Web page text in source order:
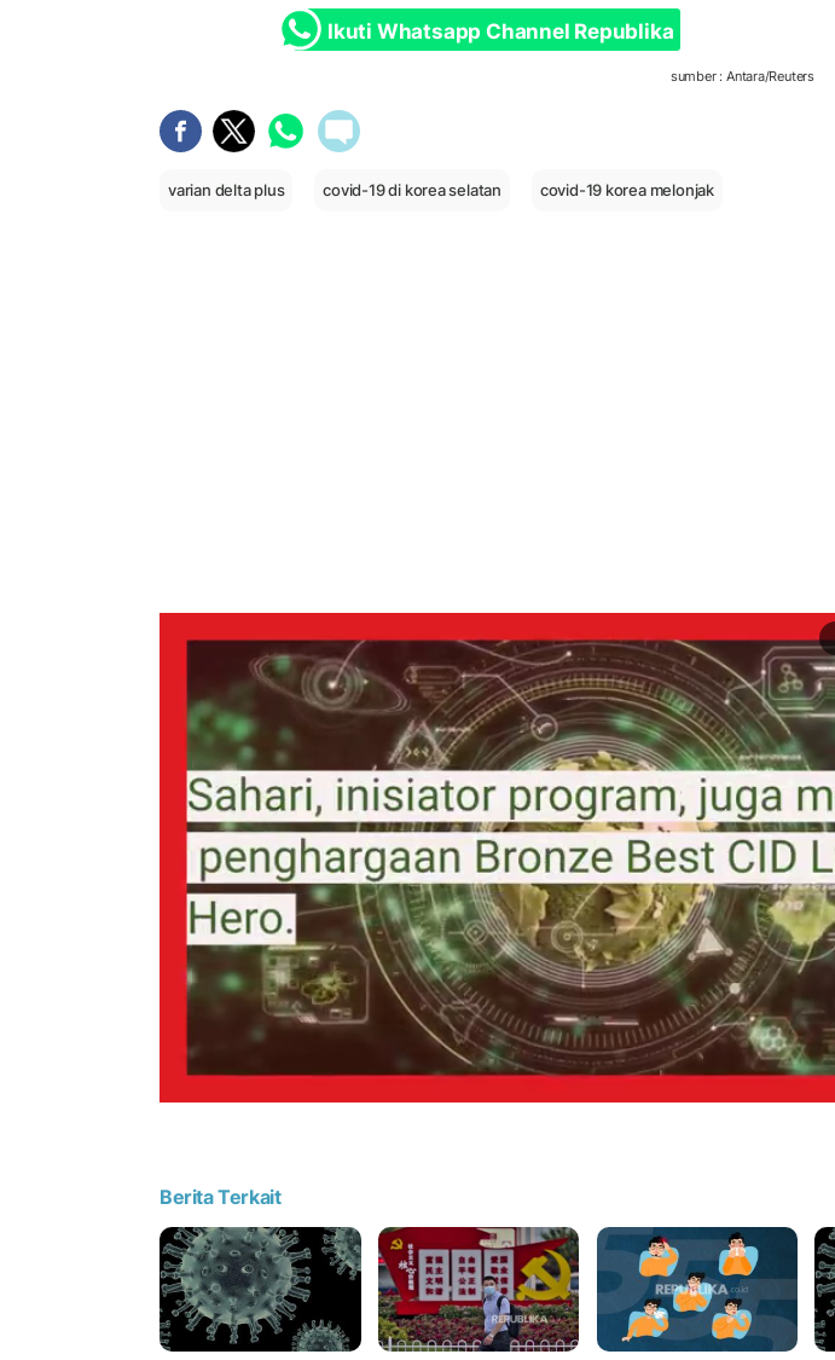
Ikuti Whatsapp Channel Republika
sumber : Antara/Reuters
varian delta plus covid-19 di korea selatan covid-19 korea melonjak
Berita Terkait